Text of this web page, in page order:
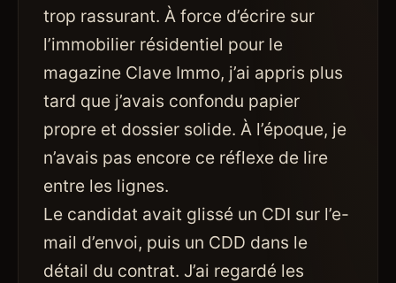
trop rassurant. À force d’écrire sur
l’immobilier résidentiel pour le
magazine Clave Immo, j’ai appris plus
tard que j’avais confondu papier
propre et dossier solide. À l’époque, je
n’avais pas encore ce réflexe de lire
entre les lignes.
Le candidat avait glissé un CDI sur l’e-
mail d’envoi, puis un CDD dans le
détail du contrat. J’ai regardé les